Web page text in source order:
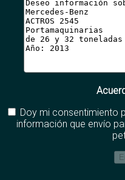
Doy mi consentimiento
información que envío